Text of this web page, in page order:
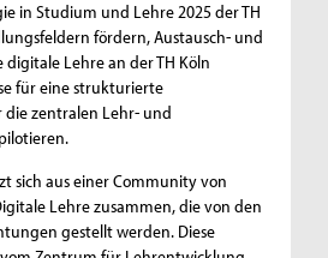
in Studium und Lehre 2025 der TH
fördern, Austausch- und
digitale Lehre an der TH Köln
für eine strukturierte
zentralen Lehr- und
sich aus einer Community von
Lehre zusammen, die von den
gestellt werden. Diese